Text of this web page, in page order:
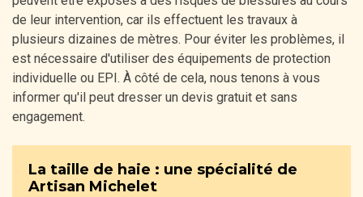
de leur intervention, car ils effectuent les travaux à
plusieurs dizaines de mètres. Pour éviter les problèmes, il
est nécessaire d'utiliser des équipements de protection
individuelle ou EPI. À côté de cela, nous tenons à vous
informer qu'il peut dresser un devis gratuit et sans
engagement.
La taille de haie : une spécialité de
Artisan Michelet